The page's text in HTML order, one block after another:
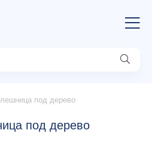
под дерево
под дерево